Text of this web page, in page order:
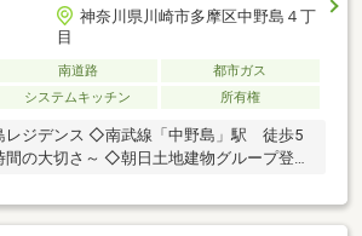
神奈川県川崎市多摩区中野島４丁
目
南道路
都市ガス
システムキッチン 所有権
レジデンス ◇南武線「中野島」駅 徒歩5
の大切さ～ ◇朝日土地建物グループ登戸